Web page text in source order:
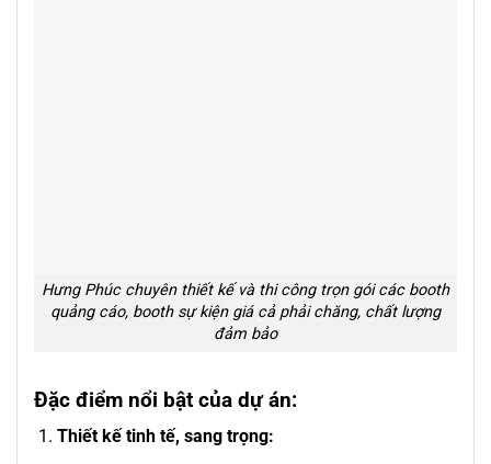
Hưng Phúc chuyên thiết kế và thi công trọn gói các booth
quảng cáo, booth sự kiện giá cả phải chăng, chất lượng
đảm bảo
Đặc điểm nổi bật của dự án:
Thiết kế tinh tế, sang trọng: